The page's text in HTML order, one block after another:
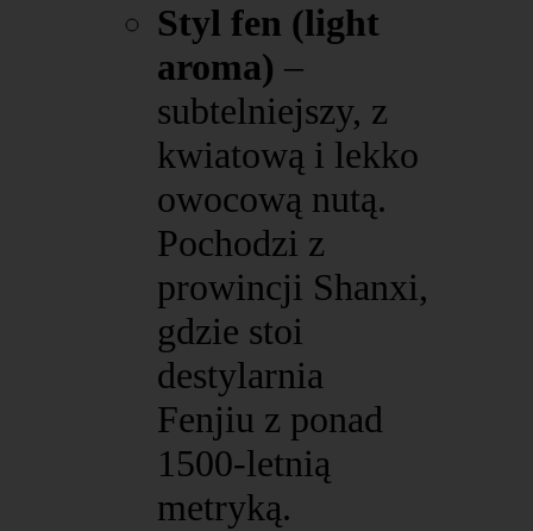
Styl fen (light
aroma) –
subtelniejszy, z
kwiatową i lekko
owocową nutą.
Pochodzi z
prowincji Shanxi,
gdzie stoi
destylarnia
Fenjiu z ponad
1500-letnią
metryką.